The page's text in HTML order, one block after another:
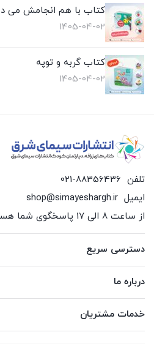
کتاب با هم انجامش می
1405-04-02
کتاب گربه و توپه
1405-04-02
تلفن 021-88356436
ایمیل shop@simayeshargh.ir
از ساعت 8 الی 17 پاسخگوی شما هستیم.
دسترسی سریع
درباره ما
خدمات مشتریان